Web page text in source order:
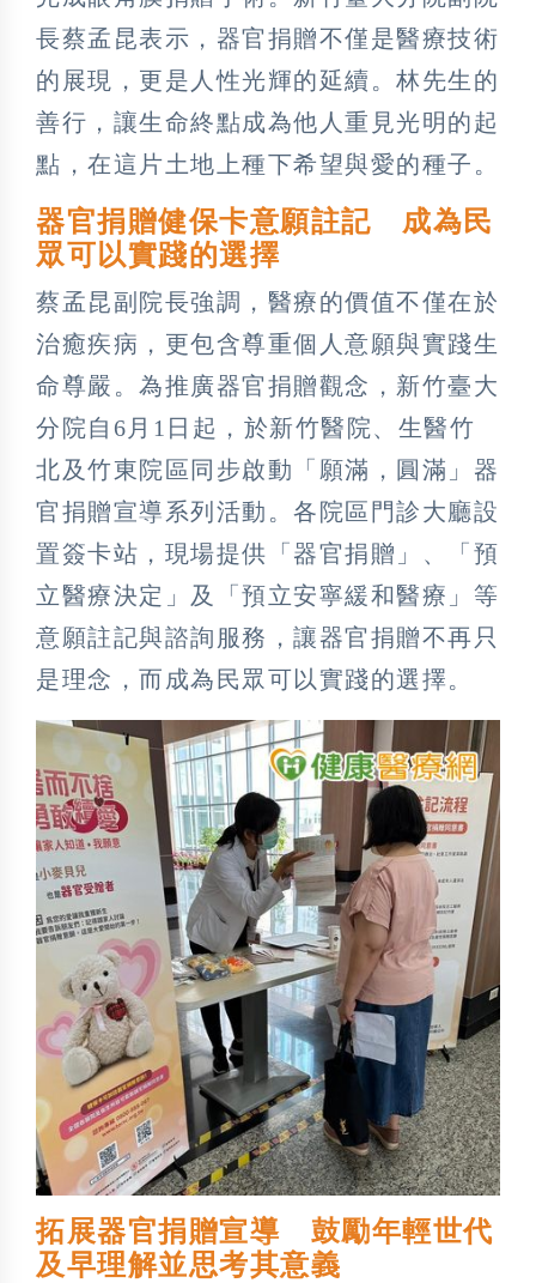
長蔡孟昆表示，器官捐贈不僅是醫療技術
的展現，更是人性光輝的延續。林先生的
善行，讓生命終點成為他人重見光明的起
點，在這片土地上種下希望與愛的種子。
器官捐贈健保卡意願註記 成為民
眾可以實踐的選擇
蔡孟昆副院長強調，醫療的價值不僅在於
治癒疾病，更包含尊重個人意願與實踐生
命尊嚴。為推廣器官捐贈觀念，新竹臺大
分院自6月1日起，於新竹醫院、生醫竹
北及竹東院區同步啟動「願滿，圓滿」器
官捐贈宣導系列活動。各院區門診大廳設
置簽卡站，現場提供「器官捐贈」、「預
立醫療決定」及「預立安寧緩和醫療」等
意願註記與諮詢服務，讓器官捐贈不再只
是理念，而成為民眾可以實踐的選擇。
拓展器官捐贈宣導 鼓勵年輕世代
及早理解並思考其意義